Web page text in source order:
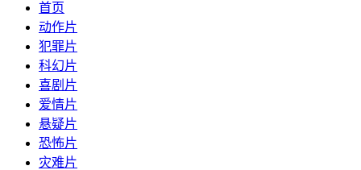
首页
动作片
犯罪片
科幻片
喜剧片
爱情片
悬疑片
恐怖片
灾难片